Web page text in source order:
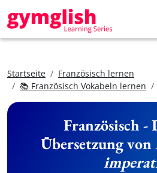
Startseite
Französisch lernen
📚 Französisch Vokabeln lernen
Französisch -
Übersetzung von